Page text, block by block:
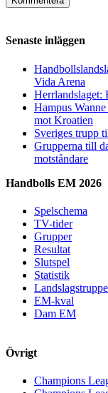
Senaste inläggen
Vida Arena
Herrlandslaget:
Hampus
mot Kroatien
Sveriges trupp
Grupperna till
motståndare
Handbolls EM 2026
Spelschema
TV-tider
Grupper
Resultat
Slutspel
Statistik
EM-kval
Dam EM
Övrigt
Champions